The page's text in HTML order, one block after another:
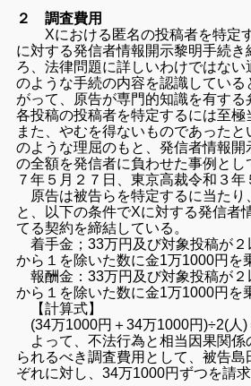
２ 調査費用
Xにおける匿名の投稿者を特定
に対する発信者情報開示黎明手続き
ろ、法律問題に詳しいわけではない
のような手続の内容を認識している
がって、 原告が専門的知識を有す
各投稿の投稿者を特定するには至極
また、やむを得ないものであったと
のような理屈のもと、発信者情報開
の全額を発信者に負わせた事例と し
７年５月２７日、東京高裁令和３年
原告は被告らを特定するに当たり
と、
以下の条件でXに対する発信者
てる契約を締結している。
着手金；33万円及び対象投稿が２
から１を除いた数に金1万1000円を
報酬金：33万円及び対象投稿が２
から１を除いた数に金1万1000円を
【計算式】
(34万1000円＋34万1000円)÷2(人)
よって、不法行為と相当因果関係
られるべき調査費用と して、被告
ぞれに対し、34万1000円ずつを請求